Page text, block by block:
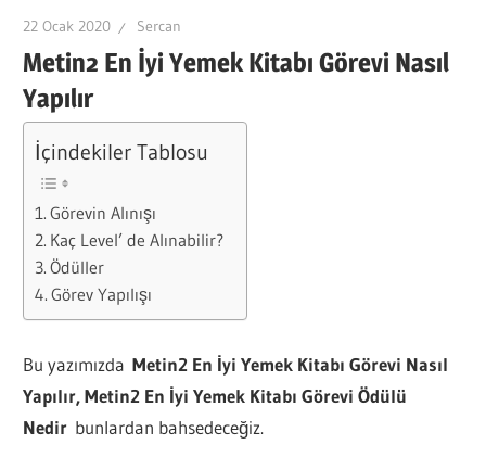
22 Ocak 2020 Sercan
Metin2 En İyi Yemek Kitabı Görevi Nasıl
Yapılır
İçindekiler Tablosu
Görevin Alınışı
Kaç Level’ de Alınabilir?
Ödüller
Görev Yapılışı
Bu yazımızdaMetin2 En İyi Yemek Kitabı Görevi Nasıl
Yapılır, Metin2 En İyi Yemek Kitabı Görevi Ödülü
Nedir bunlardan bahsedeceğiz.